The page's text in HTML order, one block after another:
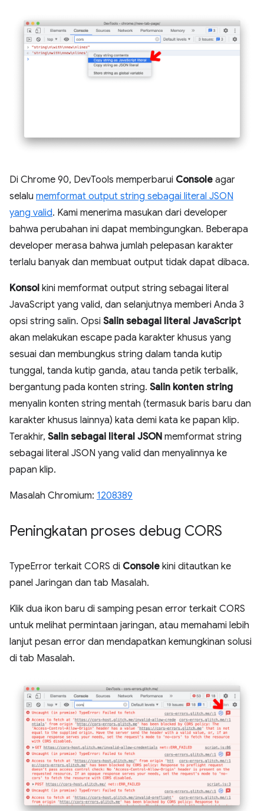
Di Chrome 90, DevTools memperbarui Console agar
selalu memformat output string sebagai literal JSON
yang valid. Kami menerima masukan dari developer
bahwa perubahan ini dapat membingungkan. Beberapa
developer merasa bahwa jumlah pelepasan karakter
terlalu banyak dan membuat output tidak dapat dibaca.
Konsol kini memformat output string sebagai literal
JavaScript yang valid, dan selanjutnya memberi Anda 3
opsi string salin. Opsi Salin sebagai literal JavaScript
akan melakukan escape pada karakter khusus yang
sesuai dan membungkus string dalam tanda kutip
tunggal, tanda kutip ganda, atau tanda petik terbalik,
bergantung pada konten string. Salin konten string
menyalin konten string mentah (termasuk baris baru dan
karakter khusus lainnya) kata demi kata ke papan klip.
Terakhir, Salin sebagai literal JSON memformat string
sebagai literal JSON yang valid dan menyalinnya ke
papan klip.
Masalah Chromium: 1208389
Peningkatan proses debug CORS
TypeError terkait CORS di Console kini ditautkan ke
panel Jaringan dan tab Masalah.
Klik dua ikon baru di samping pesan error terkait CORS
untuk melihat permintaan jaringan, atau memahami lebih
lanjut pesan error dan mendapatkan kemungkinan solusi
di tab Masalah.